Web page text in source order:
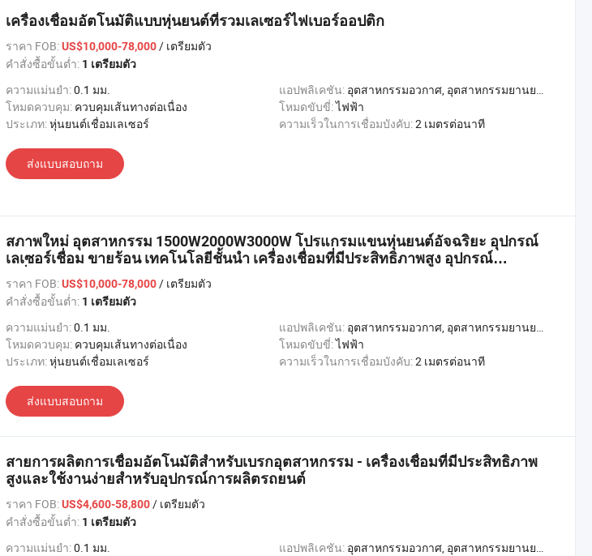
เครื่องเชื่อมอัตโนมัติแบบหุ่นยนต์ที่รวมเลเซอร์ไฟเบอร์ออปติก
ราคา FOB:US$10,000-78,000/ เตรียมตัว
คำสั่งซื้อขั้นต่ำ: 1 เตรียมตัว
ความแม่นยำ:0.1 มม. แอปพลิเคชัน: อุตสาหกรรมอวกาศ, อุตสาหกรรมยานยนต์, อุตสาหกรรมก่อสร้าง, อุตสาหกรรมการผลิตโลหะ, อุตสาหกรรมการผลิตเรือ
โหมดควบคุม: ควบคุมเส้นทางต่อเนื่อง โหมดขับขี่:ไฟฟ้า
ประเภท:หุ่นยนต์เชื่อมเลเซอร์ ความเร็วในการเชื่อมบังคับ:2 เมตรต่อนาที
ส่งแบบสอบถาม
สภาพใหม่ อุตสาหกรรม 1500W2000W3000W โปรแกรมแขนหุ่นยนต์อัจฉริยะ อุปกรณ์
เลเซอร์เชื่อม ขายร้อน เทคโนโลยีชั้นนำ เครื่องเชื่อมที่มีประสิทธิภาพสูง อุปกรณ์
ราคา FOB:US$10,000-78,000/ เตรียมตัว
คำสั่งซื้อขั้นต่ำ: 1 เตรียมตัว
ความแม่นยำ:0.1 มม. แอปพลิเคชัน: อุตสาหกรรมอวกาศ, อุตสาหกรรมยานยนต์, อุตสาหกรรมก่อสร้าง, อุตสาหกรรมการผลิตโลหะ, อุตสาหกรรมการผลิตเรือ, Welding
โหมดควบคุม: ควบคุมเส้นทางต่อเนื่อง โหมดขับขี่:ไฟฟ้า
ประเภท:หุ่นยนต์เชื่อมเลเซอร์ ความเร็วในการเชื่อมบังคับ:2 เมตรต่อนาที
ส่งแบบสอบถาม
สายการผลิตการเชื่อมอัตโนมัติสำหรับเบรกอุตสาหกรรม - เครื่องเชื่อมที่มีประสิทธิภาพ
สูงและใช้งานง่ายสำหรับอุปกรณ์การผลิตรถยนต์
ราคา FOB:US$4,600-58,800/ เตรียมตัว
คำสั่งซื้อขั้นต่ำ: 1 เตรียมตัว
ความแม่นยำ:0.1 มม. แอปพลิเคชัน: อุตสาหกรรมอวกาศ, อุตสาหกรรมยานยนต์, อุตสาหกรรมก่อสร้าง, อุตสาหกรรมการผลิตโลหะ, อุตสาหกรรมการผลิตเรือ